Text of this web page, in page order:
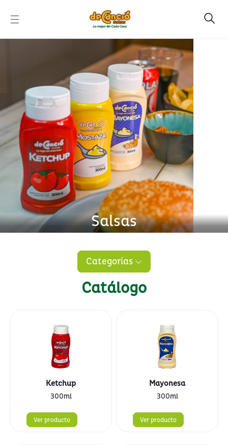
Salsas
Categorías
Catálogo
Ketchup
300ml
Ver producto
Mayonesa
300ml
Ver producto